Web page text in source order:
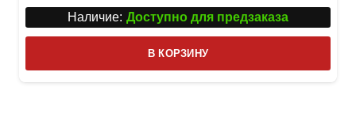
Наличие: Доступно для предзаказа
В КОРЗИНУ